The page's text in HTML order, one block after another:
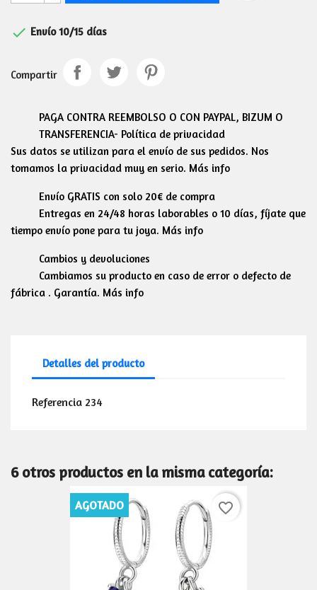
 Envío 10/15 días
Compartir
PAGA CONTRA REEMBOLSO O CON PAYPAL, BIZUM O
TRANSFERENCIA- Política de privacidad
Sus datos se utilizan para el envío de sus pedidos. Nos
tomamos la privacidad muy en serio. Más info
Envío GRATIS con solo 20€ de compra
Entregas en 24/48 horas laborables o 10 días, fíjate que
tiempo envío pone para tu joya. Más info
Cambios y devoluciones
Cambiamos su producto en caso de error o defecto de
fábrica . Garantía. Más info
Detalles del producto
Referencia 234
6 otros productos en la misma categoría:
AGOTADO favorite_border